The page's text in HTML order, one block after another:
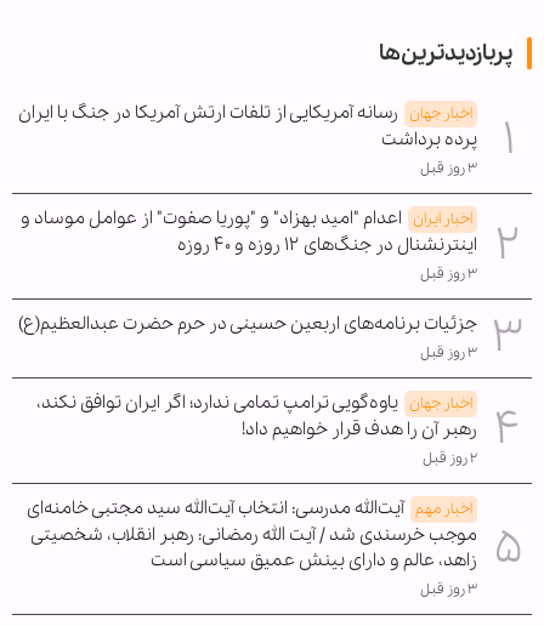
پربازدیدترین‌ها
اخبار جهان رسانه آمریکایی از تلفات ارتش آمریکا در جنگ با ایران
پرده برداشت
۳ روز قبل
اخبار ایران اعدام "امید بهزاد" و "پوریا صفوت" از عوامل موساد و
اینترنشنال در جنگ‌های ۱۲ روزه و ۴۰ روزه
۳ روز قبل
جزئیات برنامه‌های اربعین حسینی در حرم حضرت عبدالعظیم(ع)
۳ روز قبل
اخبار جهان یاوه‌گویی ترامپ تمامی ندارد؛ اگر ایران توافق نکند،
رهبر آن را هدف قرار خواهیم داد!
۲ روز قبل
اخبار مهم آیت‌الله مدرسی: انتخاب آیت‌الله سید مجتبی خامنه‌ای
موجب خرسندی شد / آیت الله رمضانی: رهبر انقلاب، شخصیتی
زاهد، عالم و دارای بینش عمیق سیاسی است
۳ روز قبل